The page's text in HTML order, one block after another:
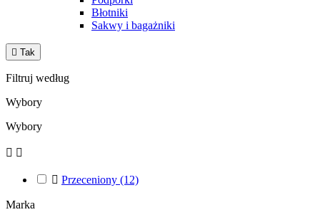
Błotniki
Sakwy i bagażniki
 Tak
Filtruj według
Wybory
Wybory
 
 Przeceniony (12)
Marka